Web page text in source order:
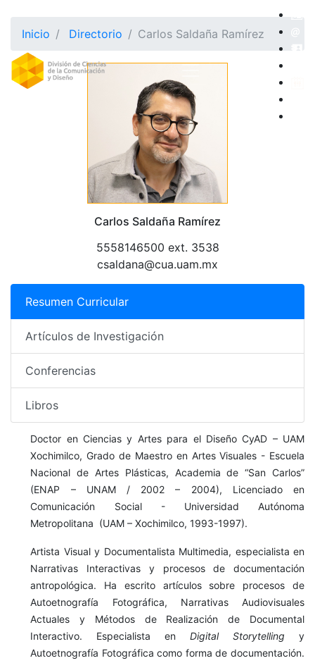
Inicio Directorio Carlos Saldaña Ramírez
Carlos Saldaña Ramírez
5558146500 ext. 3538
csaldana@cua.uam.mx
Resumen Curricular
Artículos de Investigación
Conferencias
Libros
Doctor en Ciencias y Artes para el Diseño CyAD – UAM
Xochimilco, Grado de Maestro en Artes Visuales - Escuela
Nacional de Artes Plásticas, Academia de “San Carlos”
(ENAP – UNAM / 2002 – 2004), Licenciado en
Comunicación Social - Universidad Autónoma
Metropolitana (UAM – Xochimilco, 1993-1997).
Artista Visual y Documentalista Multimedia, especialista en
Narrativas Interactivas y procesos de documentación
antropológica. Ha escrito artículos sobre procesos de
Autoetnografía Fotográfica, Narrativas Audiovisuales
Actuales y Métodos de Realización de Documental
Interactivo. Especialista enDigital Storytelling y
Autoetnografía Fotográfica como forma de documentación.